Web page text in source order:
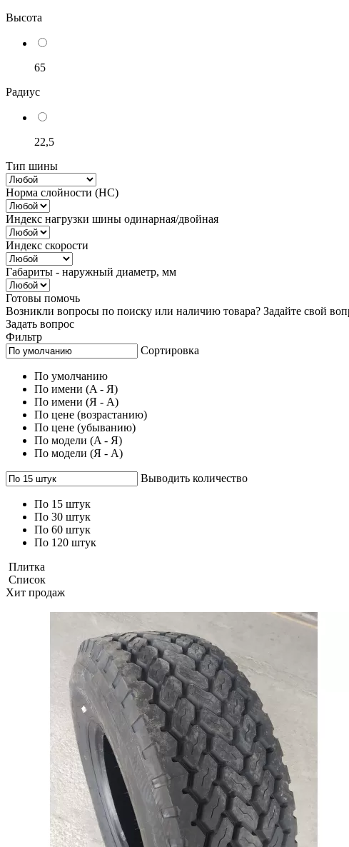
Высота
65
Радиус
22,5
Тип шины
Норма слойности (НС)
Индекс нагрузки шины одинарная/двойная
Индекс скорости
Габариты - наружный диаметр, мм
Готовы помочь
Возникли вопросы по поиску или наличию товара? Задайте свой
Задать вопрос
Фильтр
Сортировка
По умолчанию
По имени (A - Я)
По имени (Я - A)
По цене (возрастанию)
По цене (убыванию)
По модели (A - Я)
По модели (Я - A)
Выводить количество
По 15 штук
По 30 штук
По 60 штук
По 120 штук
Плитка
Список
Хит продаж